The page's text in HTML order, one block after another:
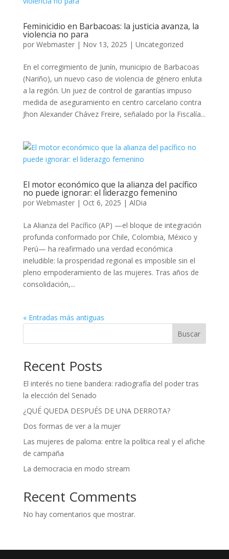
Feminicidio en Barbacoas: la justicia avanza, la
violencia no para
por Webmaster| Nov 13, 2025 | Uncategorized
En el corregimiento de Junín, municipio de Barbacoas
(Nariño), un nuevo caso de violencia de género enluta
a la región. Un juez de control de garantías impuso
medida de aseguramiento en centro carcelario contra
Jhon Alexander Chávez Freire, señalado por la Fiscalía...
El motor económico que la alianza del pacífico
no puede ignorar: el liderazgo femenino
por Webmaster| Oct 6, 2025 | AlDia
La Alianza del Pacífico (AP) —el bloque de integración
profunda conformado por Chile, Colombia, México y
Perú— ha reafirmado una verdad económica
ineludible: la prosperidad regional es imposible sin el
pleno empoderamiento de las mujeres. Tras años de
consolidación,...
« Entradas más antiguas
Buscar
Recent Posts
El interés no tiene bandera: radiografía del poder tras
la elección del Senado
¿QUÉ QUEDA DESPUÉS DE UNA DERROTA?
Dos formas de ver a la mujer
Las mujeres de paloma: entre la política real y el afiche
de campaña
La democracia en modo stream
Recent Comments
No hay comentarios que mostrar.